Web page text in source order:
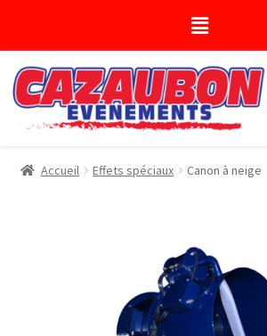
Accueil Effets spéciaux Canon à neige